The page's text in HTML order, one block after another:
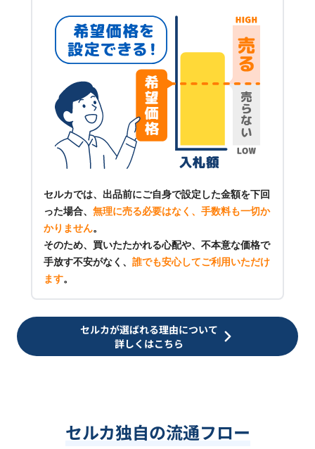
セルカでは、出品前にご自身で設定した金額を下回
った場合、 無理に売る必要はなく、手数料も一切か
かりません。
そのため、買いたたかれる心配や、不本意な価格で
手放す不安がなく、 誰でも安心してご利用いただけ
ます。
セルカが選ばれる理由について
詳しくはこちら
セルカ独自の流通フロー